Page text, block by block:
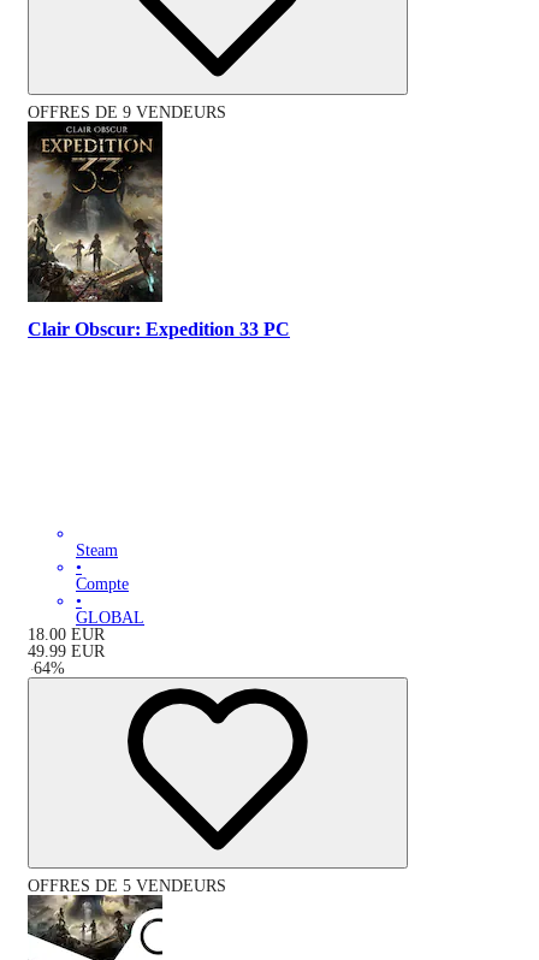
OFFRES DE 9 VENDEURS
Clair Obscur: Expedition 33 PC
Steam
•
Compte
•
GLOBAL
18.00 EUR
49.99 EUR
-64%
OFFRES DE 5 VENDEURS